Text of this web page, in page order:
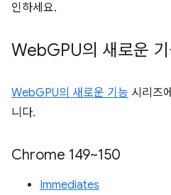
인하세요.
WebGPU의 새로운
WebGPU의 새로운 기능 시리즈
니다.
Chrome 149~150
Immediates